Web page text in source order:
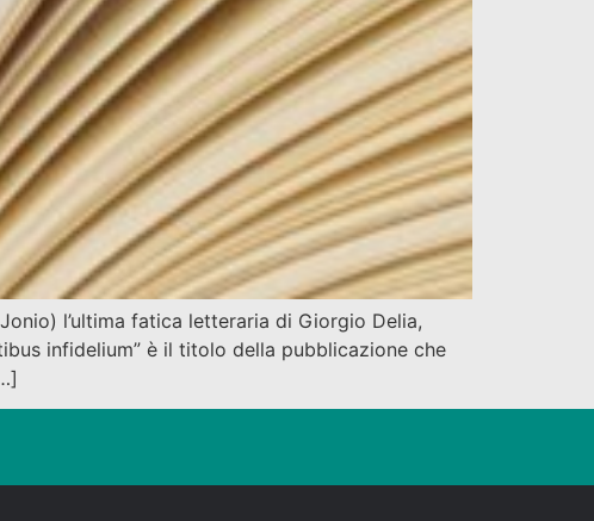
l’ultima fatica letteraria di Giorgio Delia,
infidelium” è il titolo della pubblicazione che